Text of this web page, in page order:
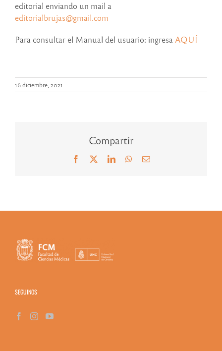
editorial enviando un mail a
editorialbrujas@gmail.com
Para consultar el Manual del usuario: ingresa AQUÍ
16 diciembre, 2021
Compartir
Facebook LinkedInWhatsApp
Correo
SEGUINOS